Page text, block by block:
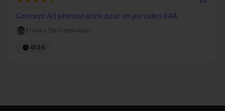
Concept Art photorealiste pour un jeu video AAA
Florian De Gesincourt
4h26